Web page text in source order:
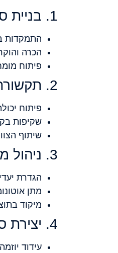
התמקדות
הכרה
פיתוח
פיתוח
שקיפות
שיתוף
הגדרת
מתן
מיקוד
עידוד